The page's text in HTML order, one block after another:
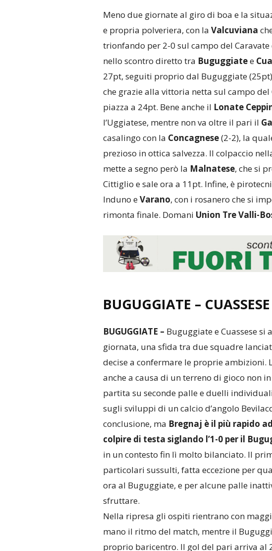
Meno due giornate al giro di boa e la
e propria polveriera, con la Valcuviana
trionfando per 2-0 sul campo del
nello scontro diretto tra Buguggiatee
27pt, seguiti proprio dal Buguggiate
che grazie alla vittoria netta sul campo del
piazza a 24pt. Bene anche il Lonate
l’Uggiatese, mentre non va oltre il pari il
casalingo con la Concagnese(2-2), la
prezioso in ottica salvezza. Il colpaccio
mette a segno però la Malnatese, che si
Cittiglio e sale ora a 11pt. Infine, è
Induno eVarano, con i rosanero che si
rimonta finale. Domani Union Tre Valli-
BUGUGGIATE – CUASSESE
BUGUGGIATE – Buguggiate e Cuassese
giornata, una sfida tra due squadre
decise a confermare le proprie ambizioni.
anche a causa di un terreno di gioco non
partita su seconde palle e duelli
sugli sviluppi di un calcio d’angolo
conclusione, ma Bregnaj è il più rapido
colpire di testa siglando l’1-0 per il
in un contesto fin lì molto bilanciato. Il
particolari sussulti, fatta eccezione per
ora al Buguggiate, e per alcune palle
sfruttare.
Nella ripresa gli ospiti rientrano con
mano il ritmo del match, mentre il
proprio baricentro. Il gol del pari arriva al